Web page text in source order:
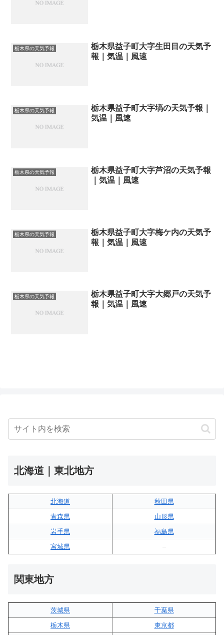
栃木県の天気予報
栃木県益子町大字生田目の天気予
報｜気温｜風速
栃木県の天気予報
栃木県益子町大字塙の天気予報｜
気温｜風速
栃木県の天気予報
栃木県益子町大字芦沼の天気予報
｜気温｜風速
栃木県の天気予報
栃木県益子町大字梅ケ内の天気予
報｜気温｜風速
栃木県の天気予報
栃木県益子町大字大郷戸の天気予
報｜気温｜風速
北海道｜東北地方
北海道
秋田県
青森県
山形県
岩手県
福島県
宮城県
–
関東地方
茨城県
千葉県
栃木県
東京都